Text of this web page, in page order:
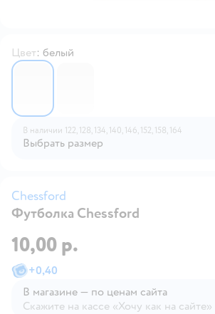
Цвет: белый
7074441
В наличии 122, 128, 134, 140, 146, 152, 158, 164
Выбрать размер
Chessford
Футболка Chessford
10,00 р.
+0,40
В магазине — по ценам сайта
Скажите на кассе «Хочу как на сайте»